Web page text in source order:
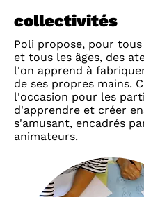
collectivités
Poli propose, pour tous
et tous les âges, des
l'on apprend à
de ses propres mains.
l'occasion pour les
d'apprendre et créer
s'amusant, encadrés
animateurs.